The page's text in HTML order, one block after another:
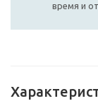
время и